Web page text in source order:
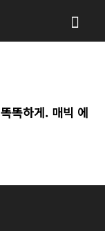
똑하게. 매빅 에